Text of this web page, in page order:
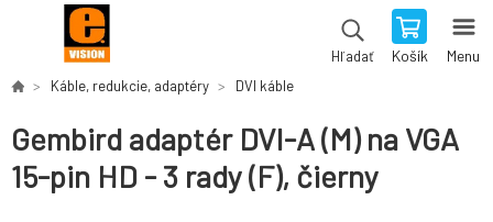
Hľadať Košík Menu
Káble, redukcie, adaptéry DVI káble
Gembird adaptér DVI-A (M) na VGA
15-pin HD - 3 rady (F), čierny